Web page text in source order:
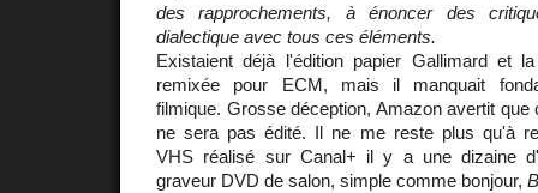
des rapprochements, à énoncer des
dialectique avec tous ces éléments.
Existaient déjà l'édition papier Gallimard et
remixée pour ECM, mais il manquait
filmique. Grosse déception, Amazon avertit
ne sera pas édité. Il ne me reste plus qu'à
VHS réalisé sur Canal+ il y a une dizaine
graveur DVD de salon, simple comme bonjour,